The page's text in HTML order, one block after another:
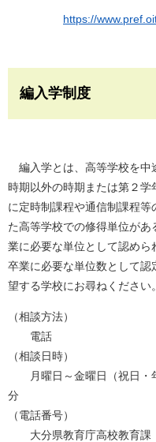
https://
編入学制度
編入学とは、高等学校を中
時期以外の時期または第２
に定時制課程や通信制課程
た高等学校での修得単位が
業に必要な単位として認め
卒業に必要な単位数として
望する学校にお尋ねください。
（相談方法）
電話
（相談日時）
月曜日～金曜日（祝日・
分
（電話番号）
大分県教育庁高校教育課